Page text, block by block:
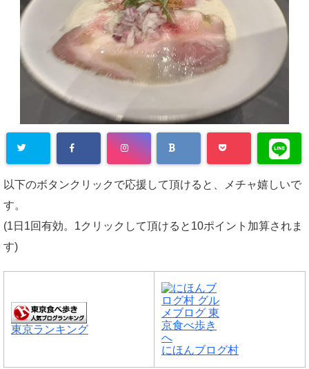
以下のボタンクリックで応援して頂けると、メチャ嬉しいで
す。
(1日1回有効。1クリックして頂けると10ポイント加算されま
す)
東京ランキング
にほんブログ村